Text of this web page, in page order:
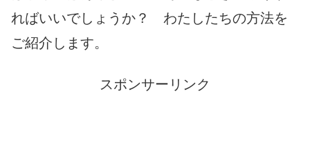
ればいいでしょうか？ わたしたちの方法を
ご紹介します。
スポンサーリンク